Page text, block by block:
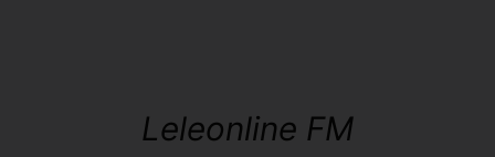
Leleonline FM